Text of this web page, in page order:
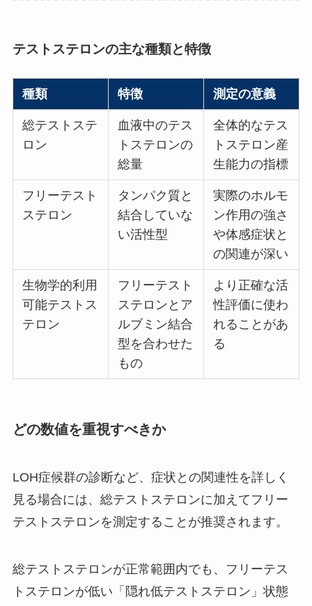
テストステロンの主な種類と特徴
種類 特徴 測定の意義
総テストステ
ロン
血液中のテス
トステロンの
総量
全体的なテス
トステロン産
生能力の指標
フリーテスト
ステロン
タンパク質と
結合していな
い活性型
実際のホルモ
ン作用の強さ
や体感症状と
の関連が深い
生物学的利用
可能テストス
テロン
フリーテスト
ステロンとア
ルブミン結合
型を合わせた
もの
より正確な活
性評価に使わ
れることがあ
る
どの数値を重視すべきか
LOH症候群の診断など、症状との関連性を詳しく
見る場合には、総テストステロンに加えてフリー
テストステロンを測定することが推奨されます。
総テストステロンが正常範囲内でも、フリーテス
トステロンが低い「隠れ低テストステロン」状態